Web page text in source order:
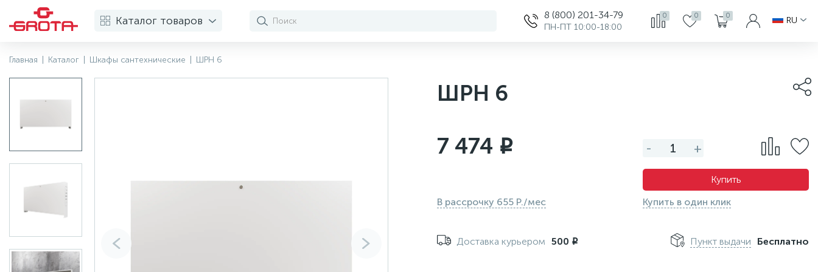
Каталог товаров 8 (800) 201-34-79
ПН-ПТ 10:00-18:00
0 0 0 RU
Главная Каталог Шкафы сантехнические ШРН 6
ШРН 6
7 474 i
В рассрочку 655 Р./мес
- +
Купить
Купить в один клик
Доставка курьером 500 i Пункт выдачи Бесплатно